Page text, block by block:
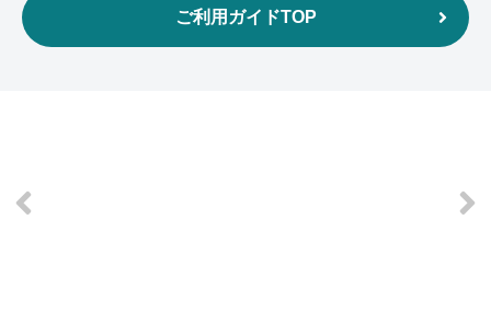
ご利用ガイドTOP